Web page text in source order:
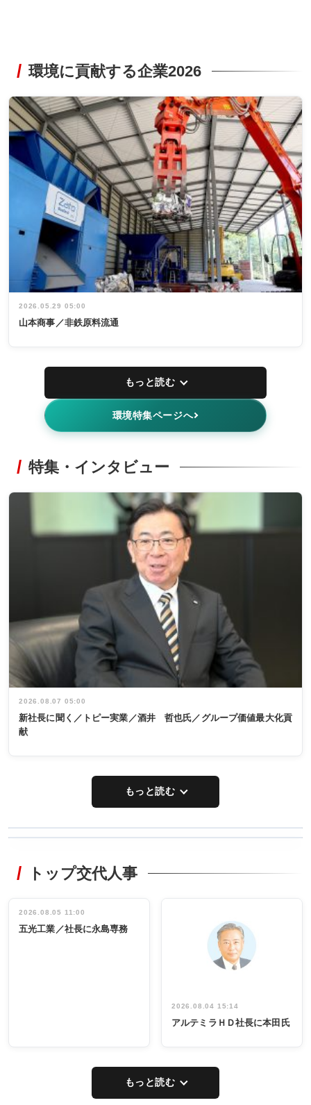
環境に貢献する企業2026
2026.05.29 05:00
山本商事／非鉄原料流通
もっと読む
環境特集ページへ
特集・インタビュー
2026.08.07 05:00
新社長に聞く／トピー実業／酒井 哲也氏／グループ価値最大化貢
献
もっと読む
非鉄業界で
インタビュ
ー／社内ア
タックトレー
祝う 業界関
係者ら220人
出席
トップ交代人事
2026.08.05 11:00
五光工業／社長に永島専務
2026.08.04 15:14
アルテミラＨＤ社長に本田氏
もっと読む